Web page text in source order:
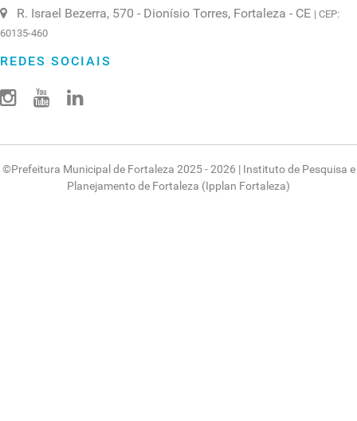
R. Israel Bezerra, 570 - Dionísio Torres, Fortaleza - CE | CEP:
60135-460
REDES SOCIAIS
©Prefeitura Municipal de Fortaleza 2025 - 2026 | Instituto de Pesquisa e
Planejamento de Fortaleza (Ipplan Fortaleza)